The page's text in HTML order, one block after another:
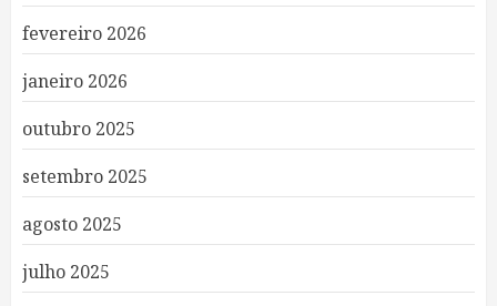
fevereiro 2026
janeiro 2026
outubro 2025
setembro 2025
agosto 2025
julho 2025